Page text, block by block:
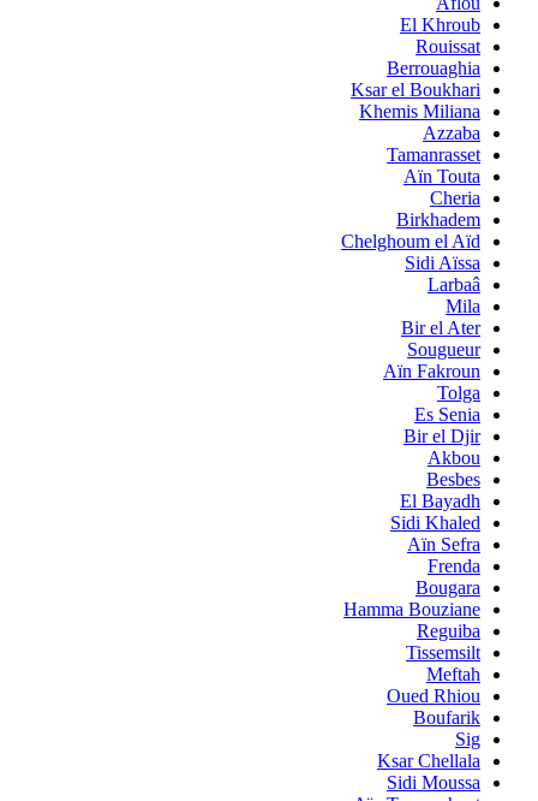
El Khroub
Rouissat
Berrouaghia
Ksar el Boukhari
Khemis Miliana
Azzaba
Tamanrasset
Aïn Touta
Cheria
Birkhadem
Chelghoum el Aïd
Sidi Aïssa
Larbaâ
Mila
Bir el Ater
Sougueur
Aïn Fakroun
Tolga
Es Senia
Bir el Djir
Akbou
Besbes
El Bayadh
Sidi Khaled
Aïn Sefra
Frenda
Bougara
Hamma Bouziane
Reguiba
Tissemsilt
Meftah
Oued Rhiou
Boufarik
Sig
Ksar Chellala
Sidi Moussa